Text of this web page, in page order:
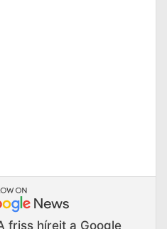
friss híreit a Google